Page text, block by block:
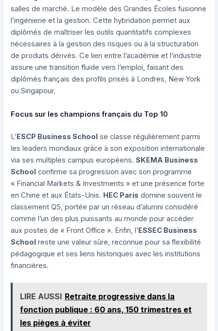
salles de marché. Le modèle des Grandes Écoles fusionne
l’ingénierie et la gestion. Cette hybridation permet aux
diplômés de maîtriser les outils quantitatifs complexes
nécessaires à la gestion des risques ou à la structuration
de produits dérivés. Ce lien entre l’académie et l’industrie
assure une transition fluide vers l’emploi, faisant des
diplômés français des profils prisés à Londres, New York
ou Singapour.
Focus sur les champions français du Top 10
L’ESCP Business School se classe régulièrement parmi
les leaders mondiaux grâce à son exposition internationale
via ses multiples campus européens.SKEMA Business
School confirme sa progression avec son programme
« Financial Markets & Investments » et une présence forte
en Chine et aux États-Unis. HEC Paris domine souvent le
classement QS, portée par un réseau d’alumni considéré
comme l’un des plus puissants au monde pour accéder
aux postes de « Front Office ». Enfin, l’ESSEC Business
School reste une valeur sûre, reconnue pour sa flexibilité
pédagogique et ses liens historiques avec les institutions
financières.
LIRE AUSSI Retraite progressive dans la
fonction publique : 60 ans, 150 trimestres et
les pièges à éviter